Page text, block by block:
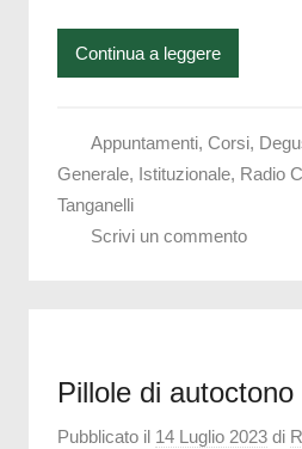
Continua a leggere
Appuntamenti, Corsi,
Generale, Istituzionale, Radio
Tanganelli
Scrivi un commento
Pillole di
Pubblicato il 14 Luglio 2023 di